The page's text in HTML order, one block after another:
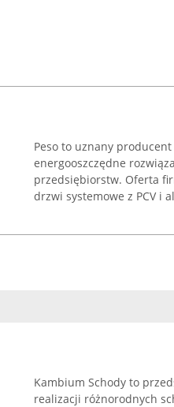
Peso to uznany
energooszczędne
przedsiębiorstw. Oferta
drzwi systemowe z PCV i
Kambium Schody to
realizacji różnorodnych